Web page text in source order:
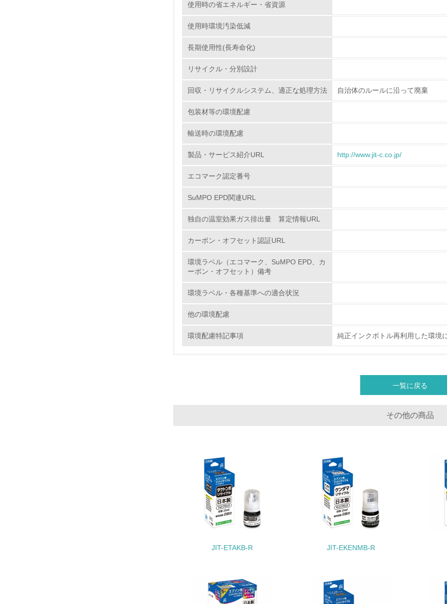
1. 環境方針を持っている
2. 環境対応の責任体制を定めている
3. 環境問題に関する従業員教育を行っている
4. 自社に関係する主要な環境法規制を把握し、順守している
→ 導入している規格名 ISO14001取得
8. 第三者認証を取得している
No.
環境配慮型製品・サービスの
13. <L1> グリーン購入の取り組み方針を有し、グリーン購入を行っ
14. <L2> 購入している製品・サービスの量と種類を把握し、具体的
非該当（包装・物流を必要とする業務を行っていない）
16. <L2> 環境負荷ができるだけ小さい物流を行っている
使用時の省エネルギー・省資源
使用時環境汚染低減
長期使用性(長寿命化)
リサイクル・分別設計
回収・リサイクルシステム、適正な処理方法 自治体のルールに沿って廃棄
包装材等の環境配慮
輸送時の環境配慮
製品・サービス紹介URL http://www.jit-c.co.jp/
エコマーク認定番号
SuMPO EPD関連URL
独自の温室効果ガス排出量 算定情報URL
カーボン・オフセット認証URL
環境ラベル（エコマーク、SuMPO EPD、カ
ーボン・オフセット）備考
環境ラベル・各種基準への適合状況
他の環境配慮
環境配慮特記事項 純正インクボトル再利用した環境
一覧に戻る
その他の商品
JIT-ETAKB-R JIT-EKENMB-R